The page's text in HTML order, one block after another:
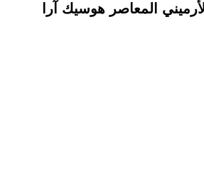
المعاصر هوسيك آرا